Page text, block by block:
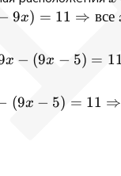
9x) = 11 ⇒ все
x − (9x − 5) =
(9x − 5) = 11 ⇒